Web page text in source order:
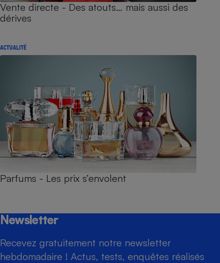
Vente directe - Des atouts… mais aussi des
dérives
ACTUALITÉ
Parfums - Les prix s’envolent
Newsletter
Recevez gratuitement notre newsletter
hebdomadaire ! Actus, tests, enquêtes réalisés